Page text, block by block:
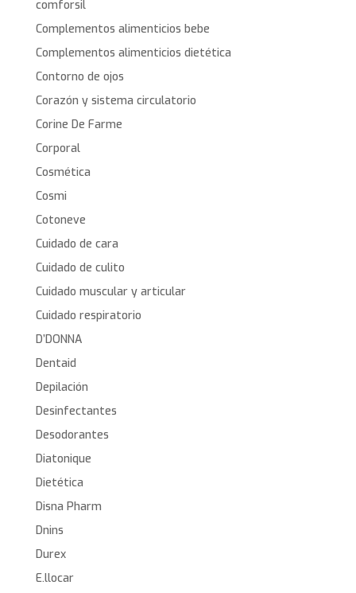
comforsil
Complementos alimenticios bebe
Complementos alimenticios dietética
Contorno de ojos
Corazón y sistema circulatorio
Corine De Farme
Corporal
Cosmética
Cosmi
Cotoneve
Cuidado de cara
Cuidado de culito
Cuidado muscular y articular
Cuidado respiratorio
D’DONNA
Dentaid
Depilación
Desinfectantes
Desodorantes
Diatonique
Dietética
Disna Pharm
Dnins
Durex
E.llocar